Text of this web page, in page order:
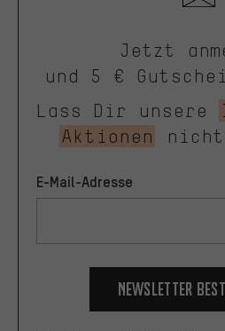
Jetzt
und 5 €
Lass Dir unsere
Aktionen
nicht
E-Mail-Adresse
Newsletter